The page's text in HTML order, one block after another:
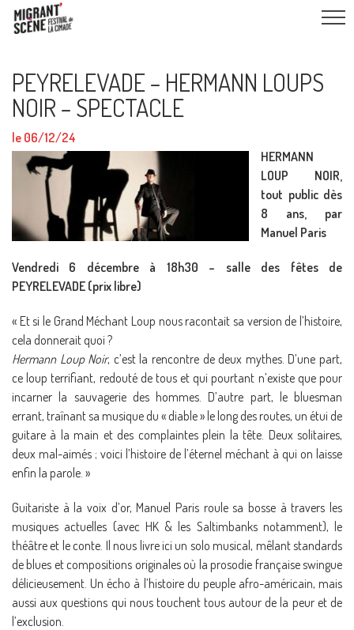
PEYRELEVADE – HERMANN LOUPS
NOIR – SPECTACLE
le 06/12/24
HERMANN
LOUP NOIR,
tout public dès
8 ans, par
Manuel Paris
Vendredi 6 décembre à 18h30 – salle des fêtes de
PEYRELEVADE (prix libre)
« Et si le Grand Méchant Loup nous racontait sa version de l’histoire,
cela donnerait quoi ?
Hermann Loup Noir, c’est la rencontre de deux mythes. D’une part,
ce loup terrifiant, redouté de tous et qui pourtant n’existe que pour
incarner la sauvagerie des hommes. D’autre part, le bluesman
errant, traînant sa musique du « diable » le long des routes, un étui de
guitare à la main et des complaintes plein la tête. Deux solitaires,
deux mal-aimés ; voici l’histoire de l’éternel méchant à qui on laisse
enfin la parole. »
Guitariste à la voix d’or, Manuel Paris roule sa bosse à travers les
musiques actuelles (avec HK & les Saltimbanks notamment), le
théâtre et le conte. Il nous livre ici un solo musical, mêlant standards
de blues et compositions originales où la prosodie française swingue
délicieusement. Un écho à l’histoire du peuple afro-américain, mais
aussi aux questions qui nous touchent tous autour de la peur et de
l’exclusion.